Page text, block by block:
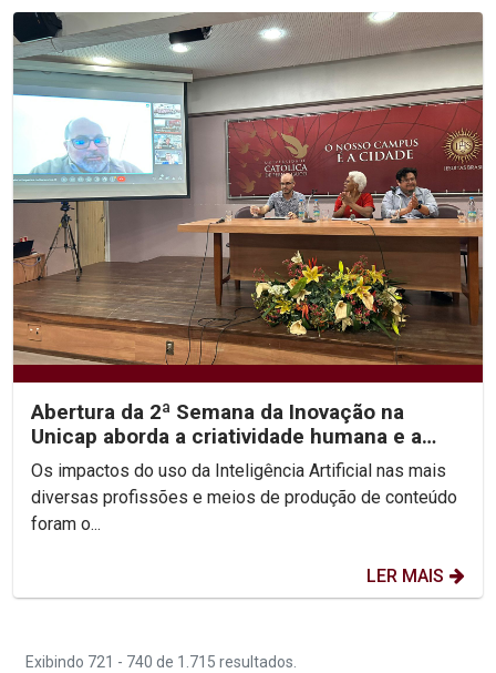
Abertura da 2ª Semana da Inovação na
Unicap aborda a criatividade humana e a
inteligência...
Os impactos do uso da Inteligência Artificial nas mais
diversas profissões e meios de produção de conteúdo
foram o...
LER MAIS
Exibindo 721 - 740 de 1.715 resultados.